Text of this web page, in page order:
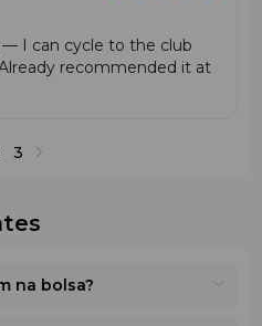
I can cycle to the club
recommended it at
3
na bolsa?